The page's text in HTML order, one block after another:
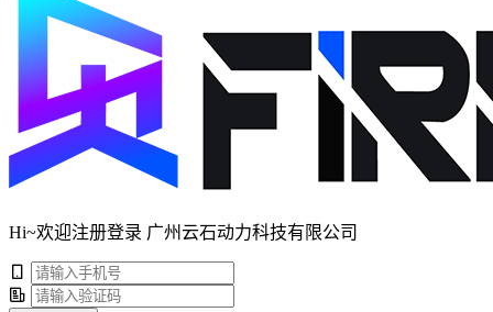
Hi~欢迎注册登录 广州云石动力科技有限公司